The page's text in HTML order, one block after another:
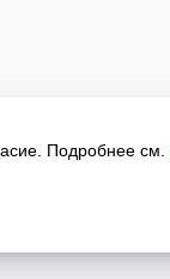
Подробнее см.